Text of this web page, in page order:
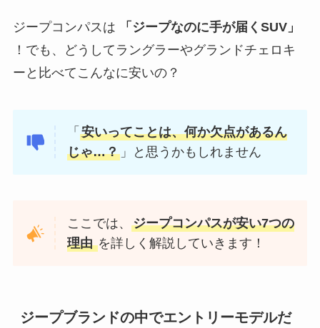
ジープコンパスは
「ジープなのに手が届くSUV」
！でも、どうしてラングラーやグランドチェロキ
ーと比べてこんなに安いの？
「安いってことは、何か欠点があるん
じゃ…？ 」と思うかもしれません
ここでは、ジープコンパスが安い7つの
理由を詳しく解説していきます！
ジープブランドの中でエントリーモデルだ